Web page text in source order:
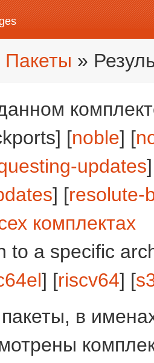
Пакеты »
[noble] [
updates
] [resolute-
комплектах
to a specific
] [riscv64] [
в